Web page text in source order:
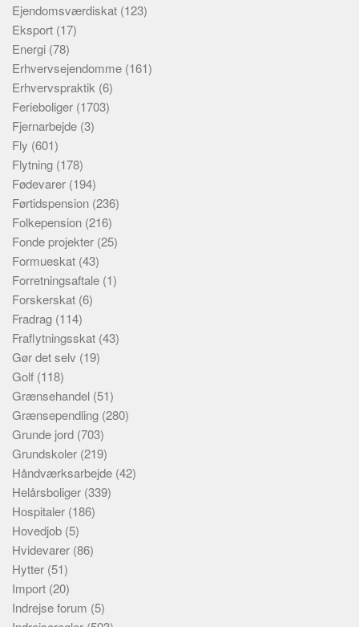
Ejendomsværdiskat (123)
Eksport (17)
Energi (78)
Erhvervsejendomme (161)
Erhvervspraktik (6)
Ferieboliger (1703)
Fjernarbejde (3)
Fly (601)
Flytning (178)
Fødevarer (194)
Førtidspension (236)
Folkepension (216)
Fonde projekter (25)
Formueskat (43)
Forretningsaftale (1)
Forskerskat (6)
Fradrag (114)
Fraflytningsskat (43)
Gør det selv (19)
Golf (118)
Grænsehandel (51)
Grænsependling (280)
Grunde jord (703)
Grundskoler (219)
Håndværksarbejde (42)
Helårsboliger (339)
Hospitaler (186)
Hovedjob (5)
Hvidevarer (86)
Hytter (51)
Import (20)
Indrejse forum (5)